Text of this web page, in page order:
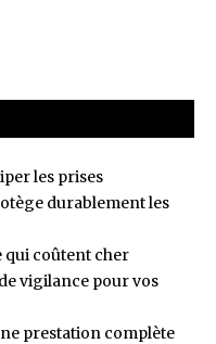
les prises
durablement les
qui coûtent cher
vigilance pour vos
prestation complète